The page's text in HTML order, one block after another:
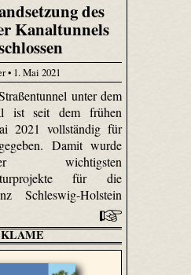
des
Kanaltunnels
• 1. Mai 2021
unter dem
ist seit dem frühen
2021 vollständig für
Damit wurde
wichtigsten
für die
Schleswig-Holstein